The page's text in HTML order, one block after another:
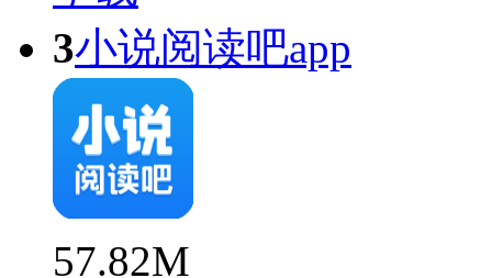
3小说阅读吧app
57.82M